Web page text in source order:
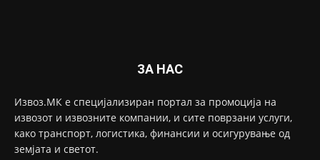
ЗА НАС
Извоз.МК е специјализиран портал за промоција на
извозот и извозните компании, и сите поврзани услуги,
како транспорт, логистика, финансии и осигурување од
земјата и светот.